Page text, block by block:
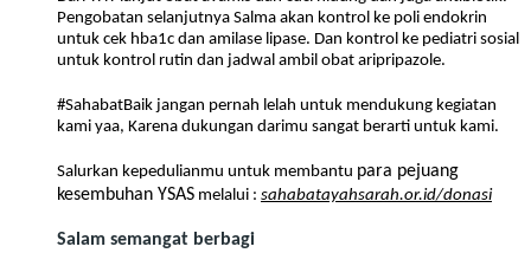
Pengobatan selanjutnya Salma akan kontrol ke poli endokrin
untuk cek hba1c dan amilase lipase. Dan kontrol ke pediatri sosial
untuk kontrol rutin dan jadwal ambil obat aripripazole.
#SahabatBaik jangan pernah lelah untuk mendukung kegiatan
kami yaa, Karena dukungan darimu sangat berarti untuk kami.
Salurkan kepedulianmu untuk membantu para pejuang
kesembuhan YSAS melalui : sahabatayahsarah.or.id/donasi
Salam semangat berbagi